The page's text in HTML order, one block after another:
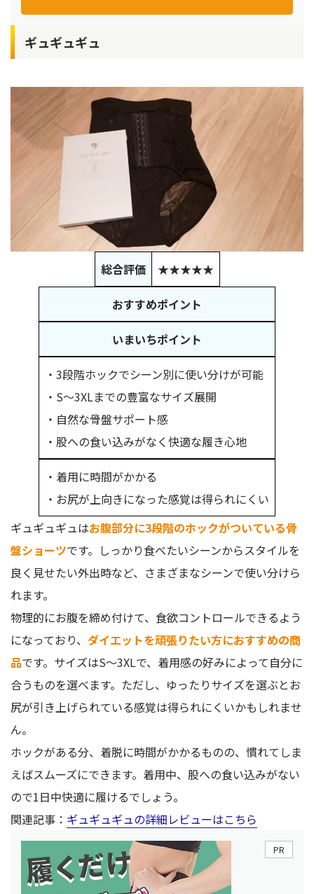
ギュギュギュ
総合評価 ★★★★★
おすすめポイント
いまいちポイント
・3段階ホックでシーン別に使い分けが可能
・S～3XLまでの豊富なサイズ展開
・自然な骨盤サポート感
・股への食い込みがなく快適な履き心地
・着用に時間がかかる
・お尻が上向きになった感覚は得られにくい
ギュギュギュはお腹部分に3段階のホックがついている骨
盤ショーツです。しっかり食べたいシーンからスタイルを
良く見せたい外出時など、さまざまなシーンで使い分けら
れます。
物理的にお腹を締め付けて、食欲コントロールできるよう
になっており、 ダイエットを頑張りたい方におすすめの商
品です。サイズはS～3XLで、着用感の好みによって自分に
合うものを選べます。ただし、ゆったりサイズを選ぶとお
尻が引き上げられている感覚は得られにくいかもしれませ
ん。
ホックがある分、着脱に時間がかかるものの、慣れてしま
えばスムーズにできます。着用中、股への食い込みがない
ので1日中快適に履けるでしょう。
関連記事： ギュギュギュの詳細レビューはこちら
PR